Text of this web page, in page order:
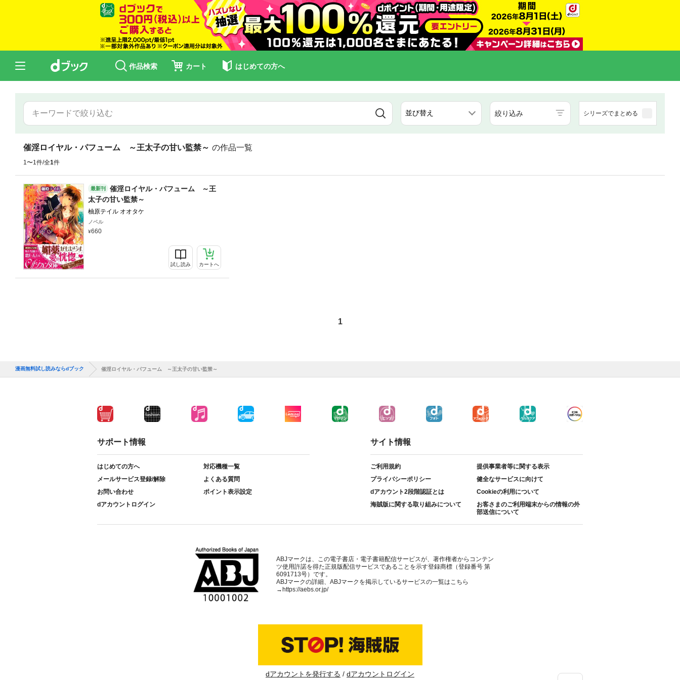
作品検索 カート はじめての方へ
絞り込み シリーズでまとめる
催淫ロイヤル・パフューム ～王太子の甘い監禁～ の作品一覧
1〜1件/全1件
最新刊
催淫ロイヤル・パフューム ～王
太子の甘い監禁～
柚原テイル オオタケ
ノベル
660
試し読み カートへ
1
漫画無料試し読みならdブック 催淫ロイヤル・パフューム ～王太子の甘い監禁～
サポート情報
はじめての方へ
対応機種一覧
メールサービス登録/解除
よくある質問
お問い合わせ
ポイント表示設定
dアカウントログイン
サイト情報
ご利用規約
提供事業者等に関する表示
プライバシーポリシー
健全なサービスに向けて
dアカウント2段階認証とは
Cookieの利用について
海賊版に関する取り組みについて
お客さまのご利用端末からの情報の外
部送信について
ABJマークは、この電子書店・電子書籍配信サービスが、著作権者からコンテン
ツ使用許諾を得た正規版配信サービスであることを示す登録商標（登録番号 第
6091713号）です。
ABJマークの詳細、ABJマークを掲示しているサービスの一覧はこちら
→https://aebs.or.jp/
dアカウントを発行する dアカウントログイン